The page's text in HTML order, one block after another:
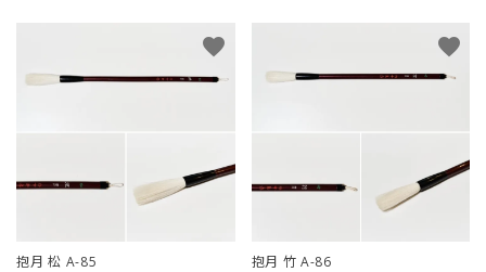
抱月 松 A-85
favorite
抱月 竹 A-86
favorite